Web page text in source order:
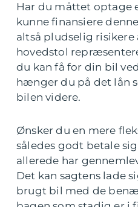
Har du måttet optage
kunne finansiere
altså pludselig risikere
hovedstol
du kan få for din bil
hænger du på det lån
bilen videre.
Ønsker du en mere
således godt betale
allerede har
Det kan sagtens lade
brugt bil med de